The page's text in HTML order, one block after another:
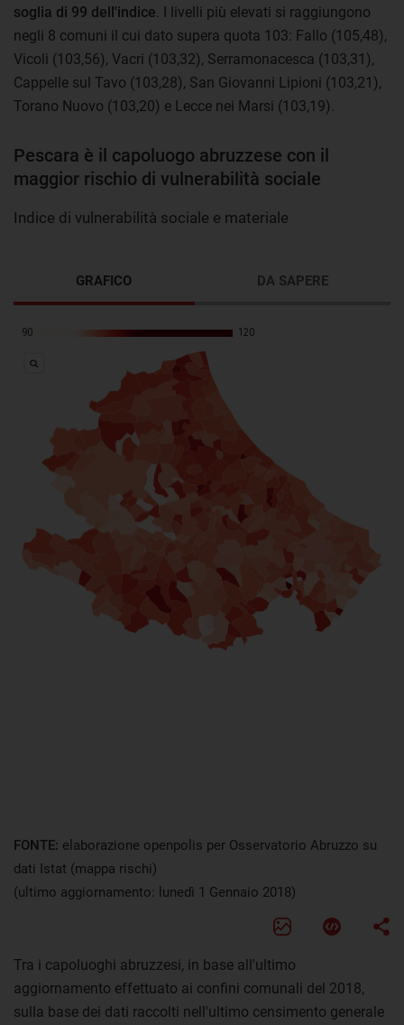
soglia di 99 dell'indice. I livelli più elevati si raggiungono
negli 8 comuni il cui dato supera quota 103: Fallo (105,48),
Vicoli (103,56), Vacri (103,32), Serramonacesca (103,31),
Cappelle sul Tavo (103,28), San Giovanni Lipioni (103,21),
Torano Nuovo (103,20) e Lecce nei Marsi (103,19).
Pescara è il capoluogo abruzzese con il
maggior rischio di vulnerabilità sociale
Indice di vulnerabilità sociale e materiale
GRAFICO DA SAPERE
FONTE: elaborazione openpolis per Osservatorio Abruzzo su
dati Istat (mappa rischi)
(ultimo aggiornamento: lunedì 1 Gennaio 2018)
Tra i capoluoghi abruzzesi, in base all'ultimo
aggiornamento effettuato ai confini comunali del 2018,
sulla base dei dati raccolti nell'ultimo censimento generale